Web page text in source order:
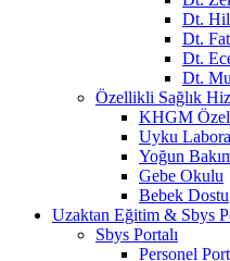
Dt.
Dt.
Dt.
Dt.
Özellikli Sağlık
KHGM
Uyku
Yoğun
Gebe Okulu
Bebek Dostu
Uzaktan Eğitim & Sbys
Sbys Portalı
Personel